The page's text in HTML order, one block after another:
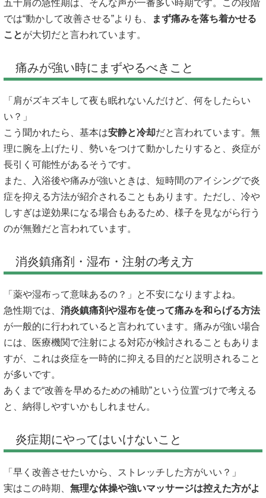
五十肩の急性期は、そんな声が一番多い時期です。この段階
では“動かして改善させる”よりも、
まず痛みを落ち着かせる
ことが大切だと言われています。
痛みが強い時にまずやるべきこと
「肩がズキズキして夜も眠れないんだけど、何をしたらい
い？」
こう聞かれたら、基本は安静と冷却だと言われています。無
理に腕を上げたり、勢いをつけて動かしたりすると、炎症が
長引く可能性があるそうです。
また、入浴後や痛みが強いときは、短時間のアイシングで炎
症を抑える方法が紹介されることもあります。ただし、冷や
しすぎは逆効果になる場合もあるため、様子を見ながら行う
のが無難だと言われています。
消炎鎮痛剤・湿布・注射の考え方
「薬や湿布って意味あるの？」と不安になりますよね。
急性期では、 消炎鎮痛剤や湿布を使って痛みを和らげる方法
が一般的に行われていると言われています。痛みが強い場合
には、医療機関で注射による対応が検討されることもありま
すが、これは炎症を一時的に抑える目的だと説明されること
が多いです。
あくまで“改善を早めるための補助”という位置づけで考える
と、納得しやすいかもしれません。
炎症期にやってはいけないこと
「早く改善させたいから、ストレッチした方がいい？」
実はこの時期、 無理な体操や強いマッサージは控えた方がよ